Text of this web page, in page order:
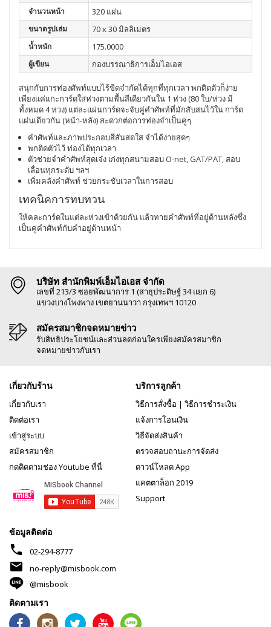
จำนวนหน้า 320 แผ่น
ขนาดรูปเล่ม 70 x 30 มิลลิเมตร
น้ำหนัก 175.0000
ผู้เขียน กองบรรณาธิการเอ็มไอเอส
สนุกกับการท่องศัพท์แบบไร้ขีดจำกัดได้ทุกที่ทุกเวลา พกติดตัวก็ง่าย
เพียงแค่แกะการ์ดใส่ห่วงตามพื้นสีเดียวกันใน 1 ห่วง (80 ใบ/ห่วง มี
ทั้งหมด 4 ห่วง) แต่ละแผ่นการ์ดจะจับคู่คำศัพท์ที่มักสับสนไว้ใน การ์ด
แผ่นเดียวกัน (หน้า-หลัง) สะดวกต่อการท่องจำเป็นคู่ๆ
คำศัพท์และภาพประกอบสีสันสดใส จำได้ง่ายสุดๆ
พกติดตัวไว้ ท่องได้ทุกเวลา
ตัวช่วยจำคำศัพท์สุดเจ๋ง เก่งทุกสนามสอบ O-net, GAT/PAT, สอบ
เลื่อนทุกระดับ ฯลฯ
เพิ่มคลังคำศัพท์ ช่วยกระชับเวลาในการสอบ
เทคนิคการทบทวน
ให้คละการ์ดในแต่ละห่วงเข้าด้วยกัน แล้วทายคำศัพท์ที่อยู่ด้านหลังซึ่ง
เป็นคู่คำศัพท์กับคำอยู่ด้านหน้า
บริษัท สำนักพิมพ์เอ็มไอเอส จำกัด
เลขที่ 213/3 ซอยพัฒนาการ 1 (สาธุประดิษฐ์ 34 แยก 6)
แขวงบางโพงพาง เขตยานนาวา กรุงเทพฯ 10120
สมัครสมาชิกจดหมายข่าว
รับสิทธิประโยชน์และส่วนลดก่อนใครเพียงสมัครสมาชิก
จดหมายข่าวกับเรา
เกี่ยวกับร้าน
เกี่ยวกับเรา
ติดต่อเรา
เข้าสู่ระบบ
สมัครสมาชิก
กดติดตามช่อง Youtube ที่นี่
บริการลูกค้า
วิธีการสั่งซื้อ | วิธีการชำระเงิน
แจ้งการโอนเงิน
วิธีจัดส่งสินค้า
ตรวจสอบถานะการจัดส่ง
ดาวน์โหลด App
แคตตาล็อก 2019
Support
ข้อมูลติดต่อ
phone 02-294-8777
mail
no-reply@misbook.com
@misbook
ติดตามเรา